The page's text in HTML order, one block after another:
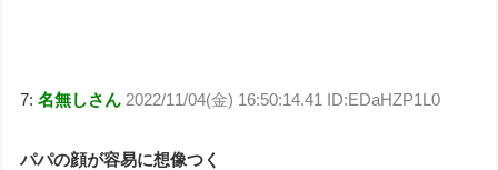
7:名無しさん 2022/11/04(金) 16:50:14.41 ID:EDaHZP1L0
パパの顔が容易に想像つく